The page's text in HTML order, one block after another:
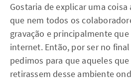
Gostaria de explicar uma
que nem todos os
gravação e principalmente
internet. Então, por ser no
pedimos para que aqueles
retirassem desse ambiente